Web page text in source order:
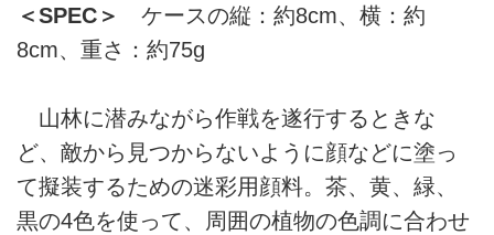
＜SPEC＞
ケースの縦：約8cm、横：約
8cm、重さ：約75g
山林に潜みながら作戦を遂行するときな
ど、敵から見つからないように顔などに塗っ
て擬装するための迷彩用顔料。茶、黄、緑、
黒の4色を使って、周囲の植物の色調に合わせ